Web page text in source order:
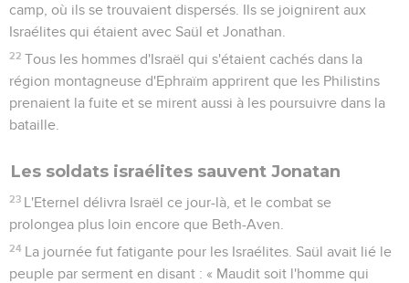
camp, où ils se trouvaient dispersés. Ils se joignirent aux
Israélites qui étaient avec Saül et Jonathan.
22 Tous les hommes d'Israël qui s'étaient cachés dans la
région montagneuse d'Ephraïm apprirent que les Philistins
prenaient la fuite et se mirent aussi à les poursuivre dans la
bataille.
Les soldats israélites sauvent Jonatan
23 L'Eternel délivra Israël ce jour-là, et le combat se
prolongea plus loin encore que Beth-Aven.
24 La journée fut fatigante pour les Israélites. Saül avait lié le
peuple par serment en disant : « Maudit soit l'homme qui